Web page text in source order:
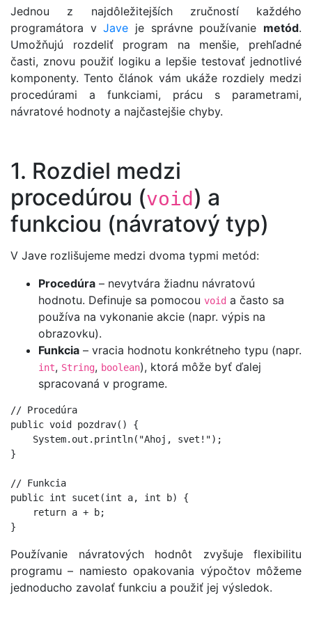
Jednou z najdôležitejších zručností každého
programátora vJave je správne používanie metód.
Umožňujú rozdeliť program na menšie, prehľadné
časti, znovu použiť logiku a lepšie testovať jednotlivé
komponenty. Tento článok vám ukáže rozdiely medzi
procedúrami a funkciami, prácu s parametrami,
návratové hodnoty a najčastejšie chyby.
1. Rozdiel medzi
procedúrou (void) a
funkciou (návratový typ)
V Jave rozlišujeme medzi dvoma typmi metód:
Procedúra – nevytvára žiadnu návratovú
hodnotu. Definuje sa pomocou void a často sa
používa na vykonanie akcie (napr. výpis na
obrazovku).
Funkcia – vracia hodnotu konkrétneho typu (napr.
int, String, boolean), ktorá môže byť ďalej
spracovaná v programe.
// Procedúra
public void pozdrav() {
    System.out.println("Ahoj, svet!");
}
// Funkcia
public int sucet(int a, int b) {
    return a + b;
Používanie návratových hodnôt zvyšuje flexibilitu
programu – namiesto opakovania výpočtov môžeme
jednoducho zavolať funkciu a použiť jej výsledok.